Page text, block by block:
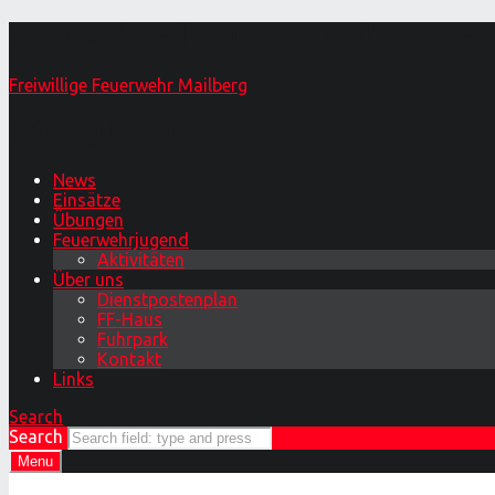
Freiwillige Feuerwehr Mailberg
News
Einsätze
Übungen
Feuerwehrjugend
Aktivitäten
Über uns
Dienstpostenplan
FF-Haus
Fuhrpark
Kontakt
Links
Search
Search
Menu